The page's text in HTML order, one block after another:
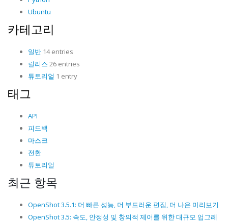
Ubuntu
카테고리
일반 14 entries
릴리스 26 entries
튜토리얼 1 entry
태그
API
피드백
마스크
전환
튜토리얼
최근 항목
OpenShot 3.5.1: 더 빠른 성능, 더 부드러운 편집, 더 나은 미리보기
OpenShot 3.5: 속도, 안정성 및 창의적 제어를 위한 대규모 업그레